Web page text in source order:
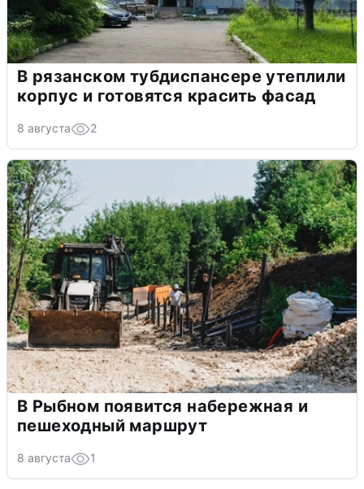
В рязанском тубдиспансере утеплили
корпус и готовятся красить фасад
8 августа 2
В Рыбном появится набережная и
пешеходный маршрут
8 августа 1